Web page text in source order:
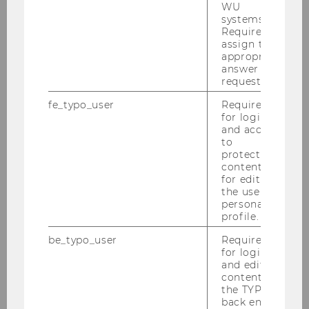
VIG Aktivitäten in CEE. Dabei gab er uns nähere
Informationen über den ungarischen
Versicherungsmarkt und über die Strategie der
Radovan Jelasity, CEO and Chairman of the
Board, Erste Bank Hungary gab uns in seinem
Vortrag “Transformation of the Hungarian
banking sector” einen tiefen Einblick, wie sich
der ungarische Bankenmarkt während der
letzten Jahre entwickelt hat und wie sich der
Markt von anderen Ländern unterscheidet.
Jürgen Schreder, der österreichische
Wirtschaftsdelegierte in Ungarn, gab uns einen
klaren und fairen Überblick über die starken
Wirtschaftsbeziehungen und deren
WU
systems.
Required to
assign the
appropriate
answer to a
request.
fe_typo_user
Required
for login
and access
to
protected
content or
for editing
the user’s
personal
profile.
be_typo_user
Required
for login
and editing
content in
the TYPO3
back end.